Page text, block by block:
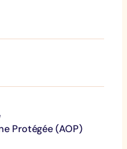
Protégée (AOP)